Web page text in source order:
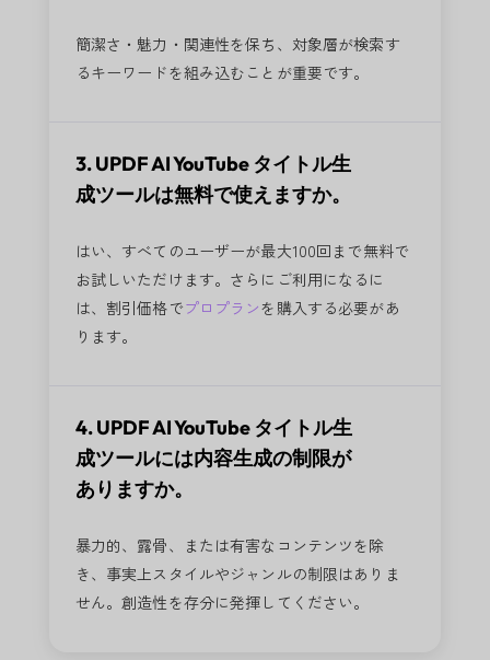
簡潔さ・魅力・関連性を保ち、対象層が検索す
るキーワードを組み込むことが重要です。
3. UPDF AI YouTube タイトル生
成ツールは無料で使えますか。
はい、すべてのユーザーが最大100回まで無料で
お試しいただけます。さらにご利用になるに
は、割引価格でプロプランを購入する必要があ
ります。
4. UPDF AI YouTube タイトル生
成ツールには内容生成の制限が
ありますか。
暴力的、露骨、または有害なコンテンツを除
き、事実上スタイルやジャンルの制限はありま
せん。創造性を存分に発揮してください。